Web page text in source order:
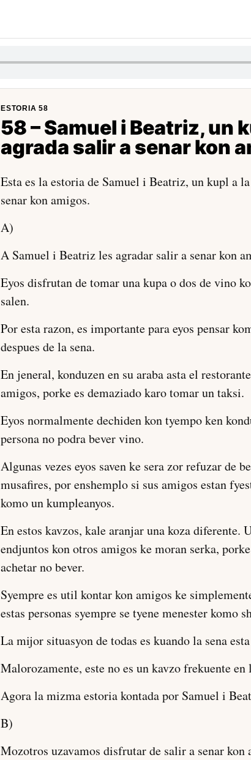
ESTORIA 58
58 – Samuel i Beatriz, un
agrada salir a senar kon
Esta es la estoria de Samuel i Beatriz, un kupl a
senar kon amigos.
A)
A Samuel i Beatriz les agradar salir a senar kon
Eyos disfrutan de tomar una kupa o dos de vino
salen.
Por esta razon, es importante para eyos pensar
despues de la sena.
En jeneral, konduzen en su araba asta el
amigos, porke es demaziado karo tomar un taksi.
Eyos normalmente dechiden kon tyempo ken
persona no podra bever vino.
Algunas vezes eyos saven ke sera zor refuzar de
musafires, por enshemplo si sus amigos estan
komo un kumpleanyos.
En estos kavzos, kale aranjar una koza diferente.
endjuntos kon otros amigos ke moran serka,
achetar no bever.
Syempre es util kontar kon amigos ke
estas personas syempre se tyene menester komo
La mijor situasyon de todas es kuando la sena
Malorozamente, este no es un kavzo frekuente en
Agora la mizma estoria kontada por Samuel i
B)
Mozotros uzavamos disfrutar de salir a senar kon